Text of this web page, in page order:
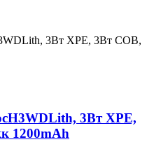
3Вт ХРЕ,
1200mAh